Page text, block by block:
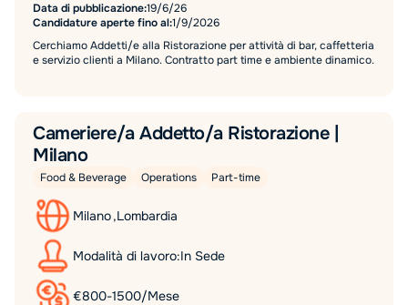
Data di pubblicazione:19/6/26
Candidature aperte fino al:1/9/2026
Cerchiamo Addetti/e alla Ristorazione per attività di bar, caffetteria
e servizio clienti a Milano. Contratto part time e ambiente dinamico.
Cameriere/a Addetto/a Ristorazione |
Milano
Food & Beverage Operations Part-time
Milano,Lombardia
Modalità di lavoro:In Sede
€800-1500/Mese